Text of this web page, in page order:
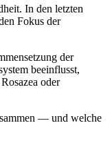
In den letzten
Fokus der
der
beeinflusst,
oder
— und welche